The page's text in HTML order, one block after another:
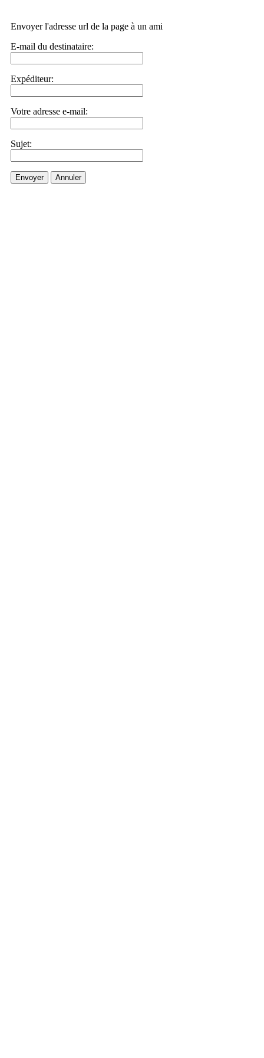
Envoyer l'adresse url de la page à un ami
E-mail du destinataire:
Expéditeur:
Votre adresse e-mail:
Sujet:
Envoyer Annuler